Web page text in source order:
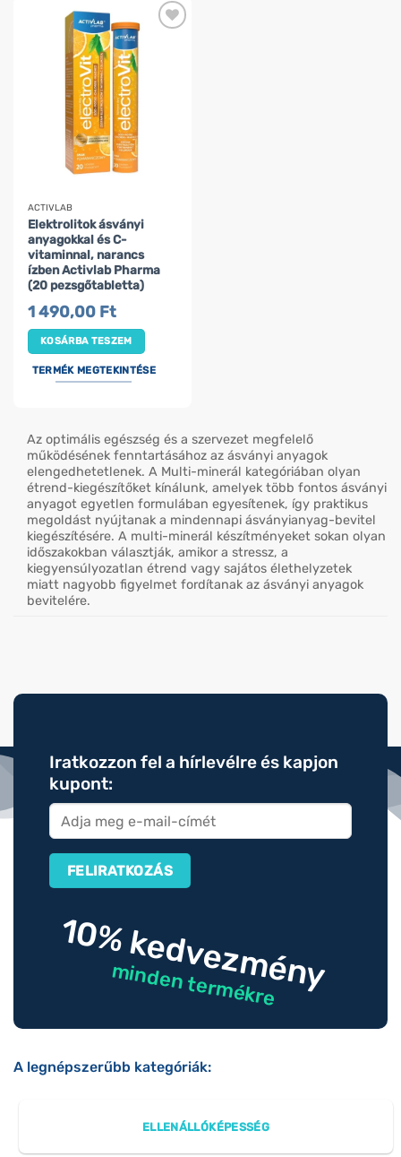
ACTIVLAB
Elektrolitok ásványi
anyagokkal és C-
vitaminnal, narancs
ízben Activlab Pharma
(20 pezsgőtabletta)
1 490,00 Ft
KOSÁRBA TESZEM
TERMÉK MEGTEKINTÉSE
Az optimális egészség és a szervezet megfelelő
működésének fenntartásához az ásványi anyagok
elengedhetetlenek. A Multi-minerál kategóriában olyan
étrend-kiegészítőket kínálunk, amelyek több fontos ásványi
anyagot egyetlen formulában egyesítenek, így praktikus
megoldást nyújtanak a mindennapi ásványianyag-bevitel
kiegészítésére. A multi-minerál készítményeket sokan olyan
időszakokban választják, amikor a stressz, a
kiegyensúlyozatlan étrend vagy sajátos élethelyzetek
miatt nagyobb figyelmet fordítanak az ásványi anyagok
bevitelére.
Iratkozzon fel a hírlevélre és kapjon
kupont:
10% kedvezmény
minden termékre
A legnépszerűbb kategóriák:
ELLENÁLLÓKÉPESSÉG